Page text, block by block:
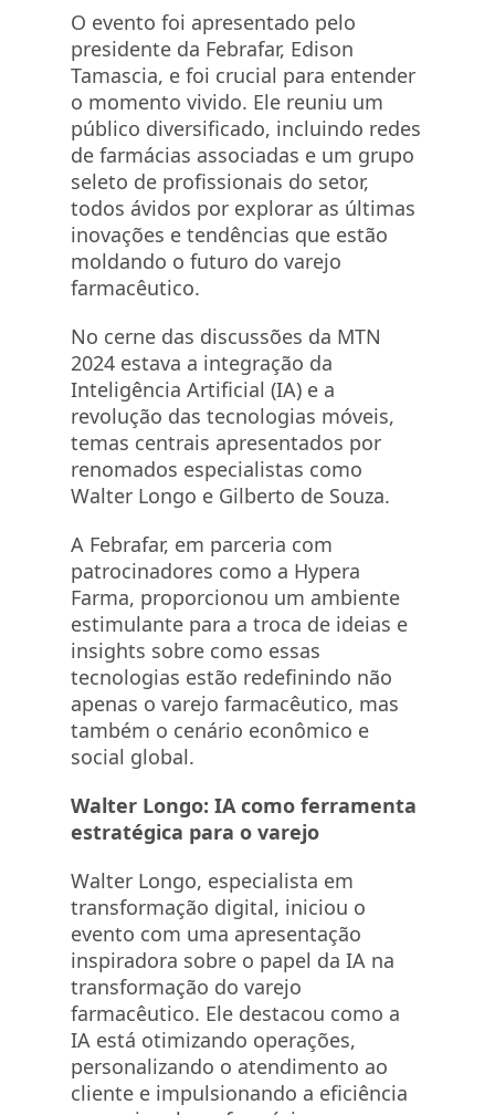
O evento foi apresentado pelo
presidente da Febrafar, Edison
Tamascia, e foi crucial para entender
o momento vivido. Ele reuniu um
público diversificado, incluindo redes
de farmácias associadas e um grupo
seleto de profissionais do setor,
todos ávidos por explorar as últimas
inovações e tendências que estão
moldando o futuro do varejo
farmacêutico.
No cerne das discussões da MTN
2024 estava a integração da
Inteligência Artificial (IA) e a
revolução das tecnologias móveis,
temas centrais apresentados por
renomados especialistas como
Walter Longo e Gilberto de Souza.
A Febrafar, em parceria com
patrocinadores como a Hypera
Farma, proporcionou um ambiente
estimulante para a troca de ideias e
insights sobre como essas
tecnologias estão redefinindo não
apenas o varejo farmacêutico, mas
também o cenário econômico e
social global.
Walter Longo: IA como ferramenta
estratégica para o varejo
Walter Longo, especialista em
transformação digital, iniciou o
evento com uma apresentação
inspiradora sobre o papel da IA na
transformação do varejo
farmacêutico. Ele destacou como a
IA está otimizando operações,
personalizando o atendimento ao
cliente e impulsionando a eficiência